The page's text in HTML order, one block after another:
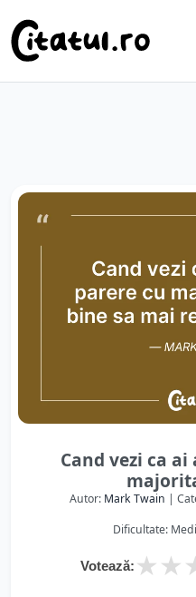
Cand vezi ca
Autor: Mark Twain |
Dificultate:
Votează: ★
★